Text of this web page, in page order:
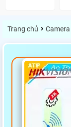
Trang chủ ›